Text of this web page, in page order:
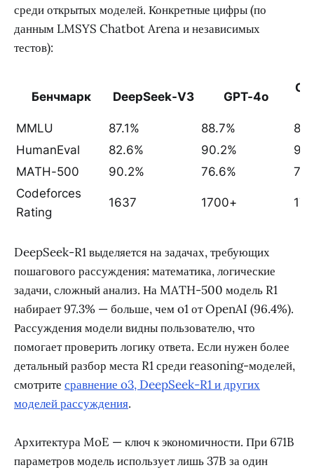
среди открытых моделей. Конкретные цифры (по
данным LMSYS Chatbot Arena и независимых
тестов):
Бенчмарк DeepSeek-V3 GPT-4o
MMLU 87.1% 88.7%
HumanEval
82.6% 90.2%
MATH-500
90.2% 76.6%
Codeforces
Rating
1637 1700+
DeepSeek-R1 выделяется на задачах, требующих
пошагового рассуждения: математика, логические
задачи, сложный анализ. На MATH-500 модель R1
набирает 97.3% — больше, чем o1 от OpenAI (96.4%).
Рассуждения модели видны пользователю, что
помогает проверить логику ответа. Если нужен более
детальный разбор места R1 среди reasoning-моделей,
смотрите сравнение o3, DeepSeek-R1 и других
моделей рассуждения.
Архитектура MoE — ключ к экономичности. При 671B
параметров модель использует лишь 37B за один